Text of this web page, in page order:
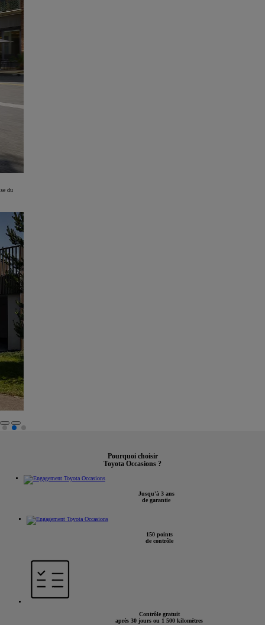
du
Pourquoi choisir
Toyota Occasions ?
Jusqu'à 3 ans
de garantie
150 points
de contrôle
Contrôle gratuit
après 30 jours ou 1 500 kilomètres